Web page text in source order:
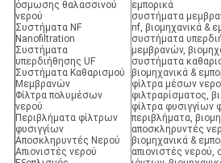
όσμωσης θαλασσινού
νερού
Συστήματα NF
Nanofiltration
Συστήματα
υπερδιήθησης UF
Συστήματα Καθαρισμού
Μεμβρανών
Φίλτρα πολυμέσων
νερού
Περιβλήματα φίλτρων
φυσιγγίων
Αποσκληρυντές Νερού
Απιονιστές νερού
εμπορικά
συστήματα
nf, βιομηχανικά &
συστήματα
μεμβρανών,
συστήματα
βιομηχανικά &
φίλτρα μέσων
φιλτραρίσματος,
φίλτρα φυσιγγίων
περιβλήματα,
αποσκληρυντές
βιομηχανικά &
απιονιστές